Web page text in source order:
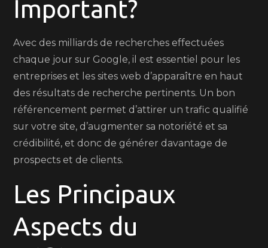
Important?
Avec des milliards de recherches effectuées
chaque jour sur Google, il est essentiel pour les
entreprises et les sites web d’apparaître en haut
des résultats de recherche pertinents. Un bon
référencement permet d’attirer un trafic qualifié
sur votre site, d’augmenter sa notoriété et sa
crédibilité, et donc de générer davantage de
prospects et de clients.
Les Principaux
Aspects du